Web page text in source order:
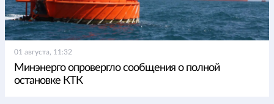
01 августа, 11:32
Минэнерго опровергло сообщения о полной
остановке КТК